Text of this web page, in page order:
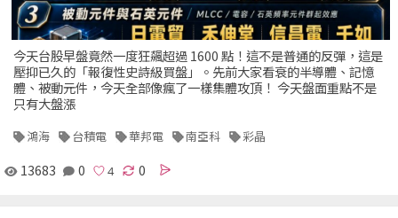
今天台股早盤竟然一度狂飆超過 1600 點！這不是普通的反彈，這是
壓抑已久的「報復性史詩級買盤」。先前大家看衰的半導體、記憶
體、被動元件，今天全部像瘋了一樣集體攻頂！ 今天盤面重點不是
只有大盤漲
鴻海 台積電 華邦電 南亞科 彩晶
13683 0 0